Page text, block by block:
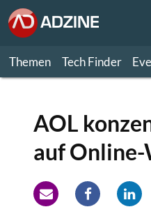
Themen Tech Finder
AOL
auf